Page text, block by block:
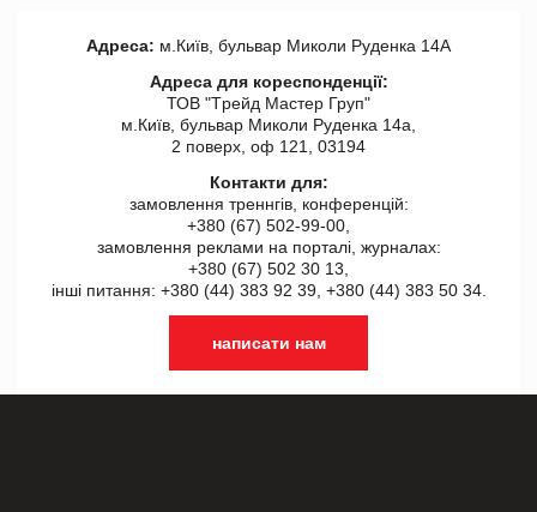
Адреса: м.Київ, бульвар Миколи Руденка 14А
Адреса для кореспонденції:
ТОВ "Tрейд Мастер Груп"
м.Київ, бульвар Миколи Руденка 14а,
2 поверх, оф 121, 03194
Контакти для:
замовлення треннгів, конференцій:
+380 (67) 502-99-00,
замовлення реклами на порталі, журналах:
+380 (67) 502 30 13,
інші питання: +380 (44) 383 92 39, +380 (44) 383 50 34.
написати нам